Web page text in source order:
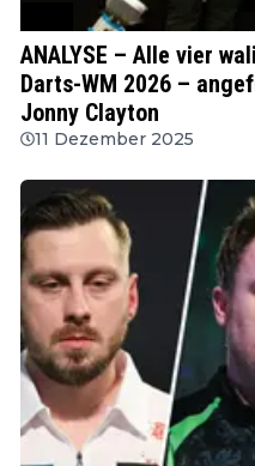
ANALYSE – Alle vier
Darts-WM 2026 –
Jonny Clayton
11 Dezember 2025